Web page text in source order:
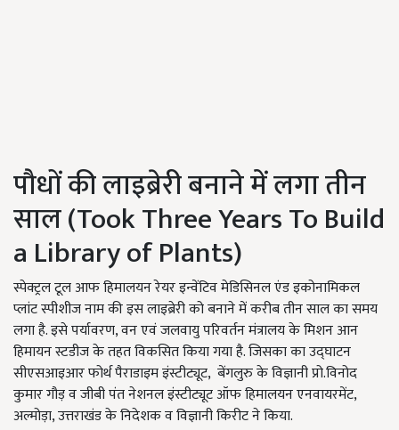
पौधों की लाइब्रेरी बनाने में लगा तीन
साल (Took Three Years To Build
a Library of Plants)
स्पेक्ट्रल टूल आफ हिमालयन रेयर इन्वेंटिव मेडिसिनल एंड इकोनामिकल
प्लांट स्पीशीज नाम की इस लाइब्रेरी को बनाने में करीब तीन साल का समय
लगा है. इसे पर्यावरण, वन एवं जलवायु परिवर्तन मंत्रालय के मिशन आन
हिमायन स्टडीज के तहत विकसित किया गया है. जिसका का उद्घाटन
सीएसआइआर फोर्थ पैराडाइम इंस्टीट्यूट, बेंगलुरु के विज्ञानी प्रो.विनोद
कुमार गौड़ व जीबी पंत नेशनल इंस्टीट्यूट ऑफ हिमालयन एनवायरमेंट,
अल्मोड़ा, उत्तराखंड के निदेशक व विज्ञानी किरीट ने किया.